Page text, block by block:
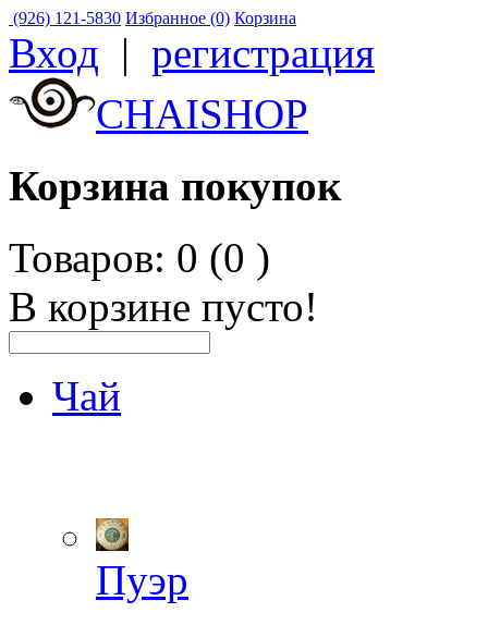
(926) 121-5830 Избранное (0) Корзина
Вход | регистрация
CHAISHOP
Корзина покупок
Товаров: 0 (0 )
В корзине пусто!
Чай
Пуэр